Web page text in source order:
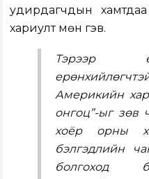
удирдагчдын
хариулт мөн гэв.
Тэрээр
Америкийн
онгоц”-ыг зөв
хоёр орны
бэлгэдлийн
болгоход